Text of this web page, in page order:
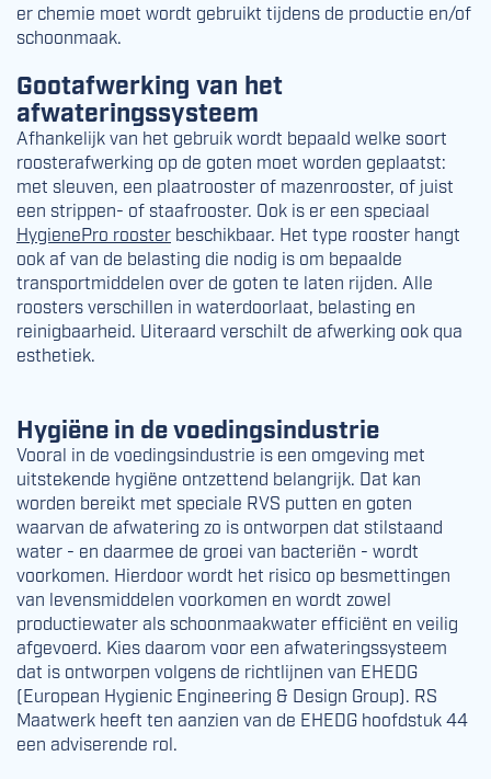
er chemie moet wordt gebruikt tijdens de productie en/of
schoonmaak.
Gootafwerking van het
afwateringssysteem
Afhankelijk van het gebruik wordt bepaald welke soort
roosterafwerking op de goten moet worden geplaatst:
met sleuven, een plaatrooster of mazenrooster, of juist
een strippen- of staafrooster. Ook is er een speciaal
HygienePro rooster beschikbaar. Het type rooster hangt
ook af van de belasting die nodig is om bepaalde
transportmiddelen over de goten te laten rijden. Alle
roosters verschillen in waterdoorlaat, belasting en
reinigbaarheid. Uiteraard verschilt de afwerking ook qua
esthetiek.
Hygiëne in de voedingsindustrie
Vooral in de voedingsindustrie is een omgeving met
uitstekende hygiëne ontzettend belangrijk. Dat kan
worden bereikt met speciale RVS putten en goten
waarvan de afwatering zo is ontworpen dat stilstaand
water - en daarmee de groei van bacteriën - wordt
voorkomen. Hierdoor wordt het risico op besmettingen
van levensmiddelen voorkomen en wordt zowel
productiewater als schoonmaakwater efficiënt en veilig
afgevoerd. Kies daarom voor een afwateringssysteem
dat is ontworpen volgens de richtlijnen van EHEDG
(European Hygienic Engineering & Design Group). RS
Maatwerk heeft ten aanzien van de EHEDG hoofdstuk 44
een adviserende rol.